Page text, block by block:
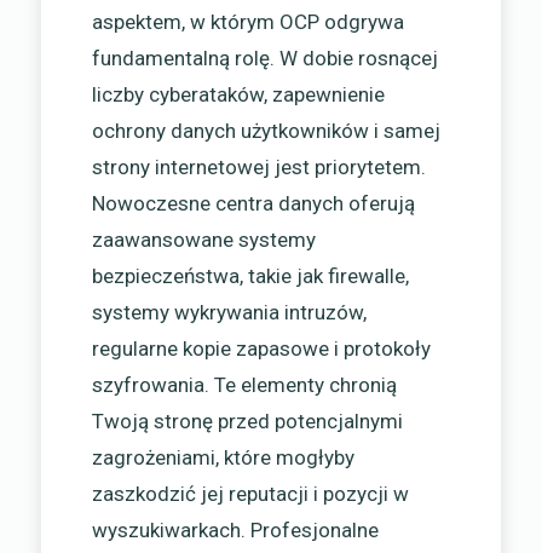
aspektem, w którym OCP odgrywa
fundamentalną rolę. W dobie rosnącej
liczby cyberataków, zapewnienie
ochrony danych użytkowników i samej
strony internetowej jest priorytetem.
Nowoczesne centra danych oferują
zaawansowane systemy
bezpieczeństwa, takie jak firewalle,
systemy wykrywania intruzów,
regularne kopie zapasowe i protokoły
szyfrowania. Te elementy chronią
Twoją stronę przed potencjalnymi
zagrożeniami, które mogłyby
zaszkodzić jej reputacji i pozycji w
wyszukiwarkach. Profesjonalne